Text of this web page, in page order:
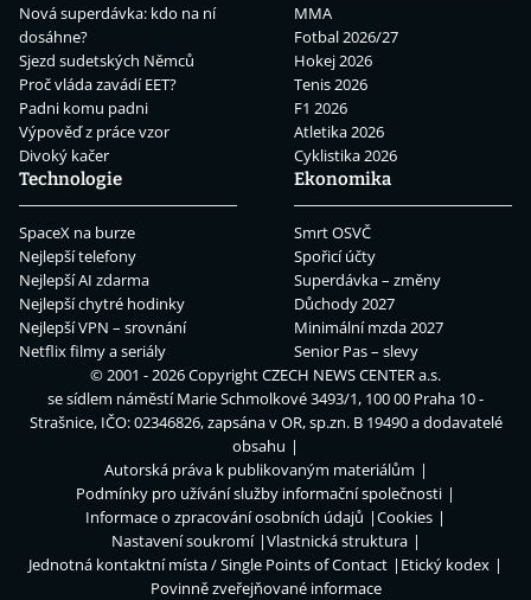
Nová superdávka: kdo na ní
dosáhne?
Sjezd sudetských Němců
Proč vláda zavádí EET?
Padni komu padni
Výpověď z práce vzor
Divoký kačer
MMA
Fotbal 2026/27
Hokej 2026
Tenis 2026
F1 2026
Atletika 2026
Cyklistika 2026
Technologie
SpaceX na burze
Nejlepší telefony
Nejlepší AI zdarma
Nejlepší chytré hodinky
Nejlepší VPN – srovnání
Netflix filmy a seriály
Ekonomika
Smrt OSVČ
Spořicí účty
Superdávka – změny
Důchody 2027
Minimální mzda 2027
Senior Pas – slevy
© 2001 - 2026 CopyrightCZECH NEWS CENTER a.s.
se sídlem náměstí Marie Schmolkové 3493/1, 100 00 Praha 10 -
Strašnice, IČO: 02346826, zapsána v OR, sp.zn. B 19490 a dodavatelé
obsahu
Autorská práva k publikovaným materiálům
Podmínky pro užívání služby informační společnosti
Informace o zpracování osobních údajů
Cookies
Nastavení soukromí
Vlastnická struktura
Jednotná kontaktní místa / Single Points of Contact
Etický kodex
Povinně zveřejňované informace